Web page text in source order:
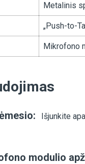
Metalinis
„Push-to-
Mikrofono
Išjunkite
modulio